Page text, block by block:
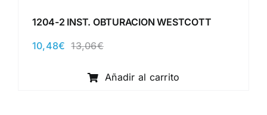
1204-2 INST. OBTURACION WESTCOTT
13,06€El
original
era:
10,48€
El
actual
es:
Añadir al carrito